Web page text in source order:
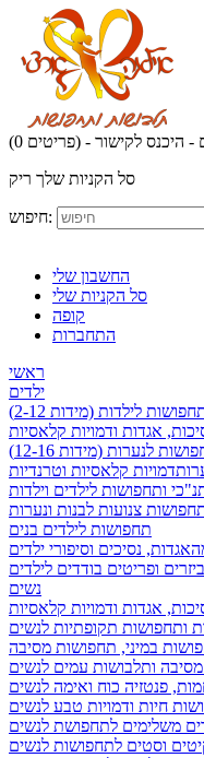
(0 פריטים) - - היכנס לקישור
סל הקניות שלך ריק
חיפוש:
החשבון שלי
סל הקניות שלי
קופה
התחברות
ראשי
ילדים
לילדות (מידות 2-12)
אגדות ודמויות קלאסיות
לנערות (מידות 12-16)
דמויות קלאסיות וטרנדיות
ותחפושות לילדים וילדות
צנועות לבנות ונערות
תחפושות לילדים בנים
נסיכים וסיפורי ילדים
ופריטים בודדים לילדים
נשים
אגדות ודמויות קלאסיות
ותחפושות תקופתיות לנשים
במיני, תחפושות מסיבה
מסיבה ותלבושות עמים לנשים
פנטזיה כוח ואימה לנשים
חיות ודמויות טבע לנשים
משלימים לתחפושת לנשים
וסטים לתחפושות לנשים